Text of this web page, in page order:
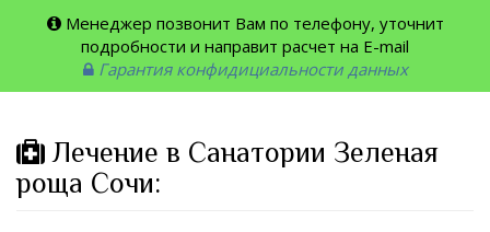
Менеджер позвонит Вам по телефону, уточнит
подробности и направит расчет на E-mail
Гарантия конфидициальности данных
Лечение в Санатории Зеленая
роща Сочи: